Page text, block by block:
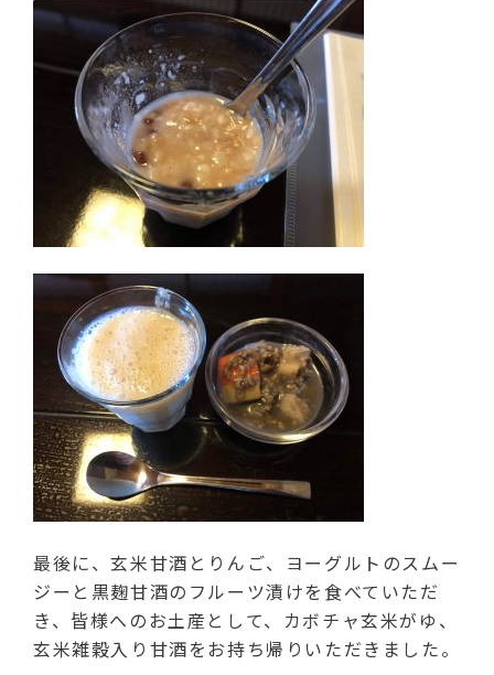
最後に、玄米甘酒とりんご、ヨーグルトのスムー
ジーと黒麹甘酒のフルーツ漬けを食べていただ
き、皆様へのお土産として、カボチャ玄米がゆ、
玄米雑穀入り甘酒をお持ち帰りいただきました。